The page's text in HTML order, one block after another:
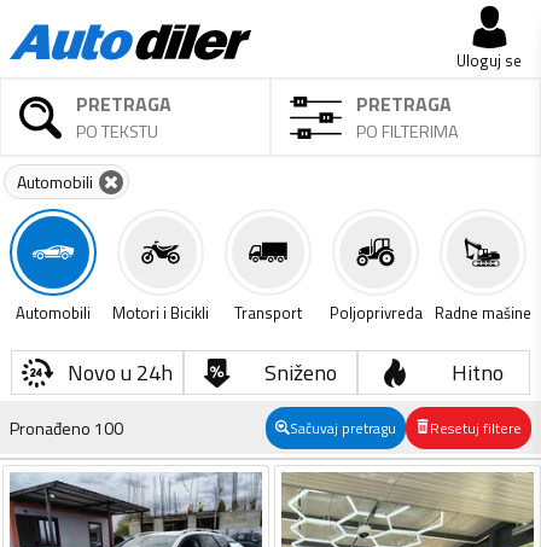
Uloguj se
PRETRAGA
PO TEKSTU
PRETRAGA
PO FILTERIMA
Automobili
Automobili Motori i Bicikli Transport Poljoprivreda Radne mašine
Novo u 24h Sniženo Hitno
Pronađeno 100 Sačuvaj pretragu Resetuj filtere